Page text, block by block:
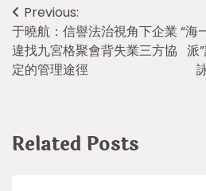
Post
navigation
Previous:
于曉航：信譽法治視角下企業
違找九宮格聚會背失業三方協
定的管理途徑
“海
派
Related Posts